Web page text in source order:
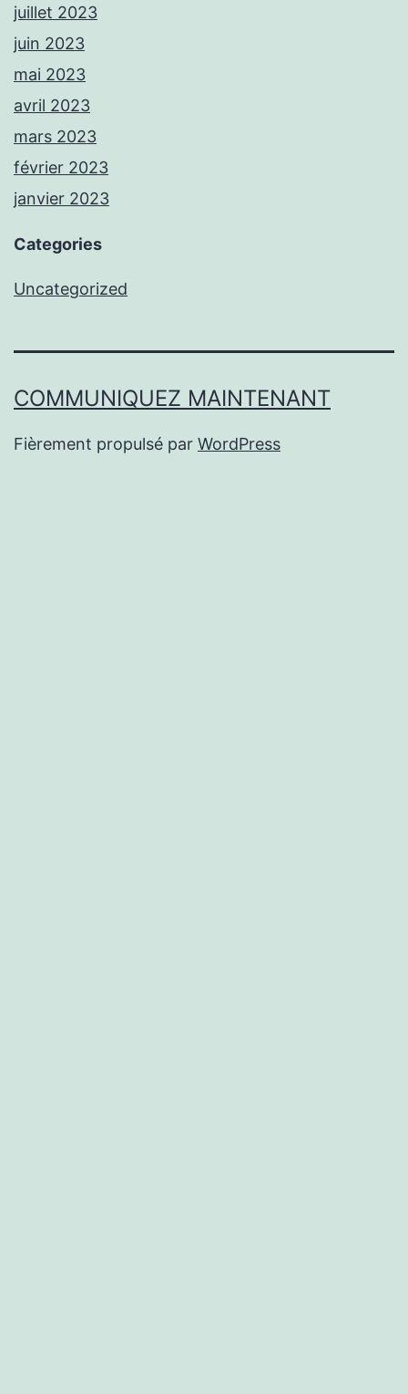
juillet 2023
juin 2023
mai 2023
avril 2023
mars 2023
février 2023
janvier 2023
Categories
Uncategorized
COMMUNIQUEZ MAINTENANT
Fièrement propulsé par WordPress